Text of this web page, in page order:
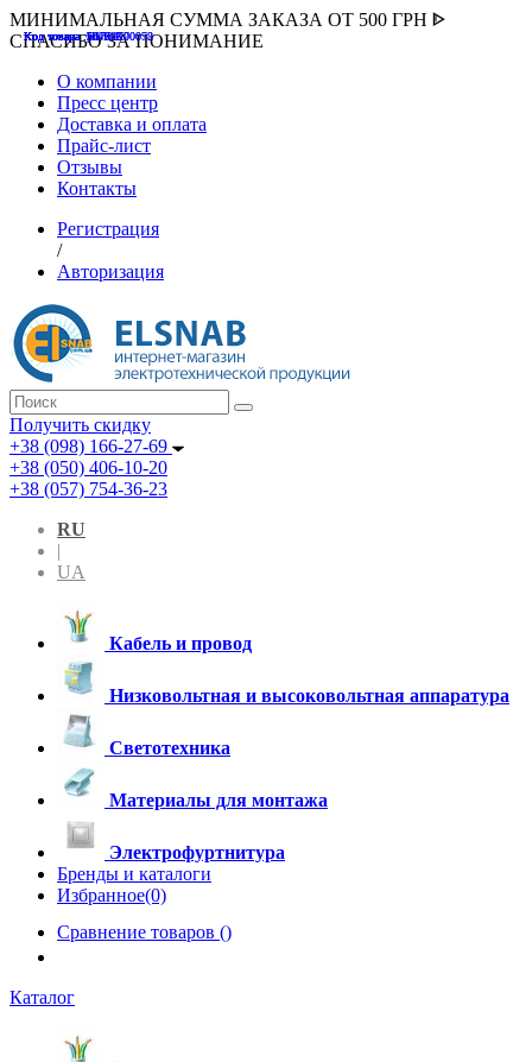
МИНИМАЛЬНАЯ СУММА ЗАКАЗА ОТ 500 ГРН ᐈ
СПАСИБО ЗА ПОНИМАНИЕ
О компании
Пресс центр
Доставка и оплата
Прайс-лист
Отзывы
Контакты
Регистрация
/
Авторизация
Получить скидку
+38 (098) 166-27-69
+38 (050) 406-10-20
+38 (057) 754-36-23
RU
|
UA
Кабель и провод
Низковольтная и высоковольтная аппаратура
Светотехника
Материалы для монтажа
Электрофуртнитура
Бренды и каталоги
Избранное(0)
Сравнение товаров ()
Каталог
Код товара :507000
Код товара :HUK-K00058
Код товара :Т075177
Код товара :pnsv12
Код товара :HUK-K00072